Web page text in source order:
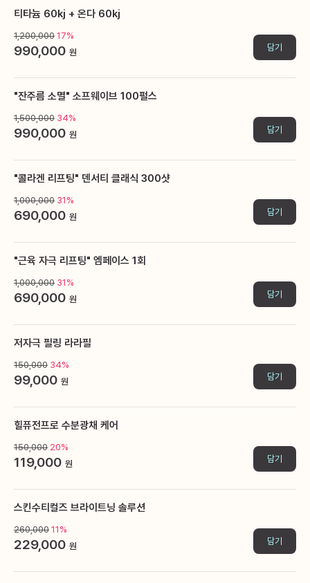
티타늄 60kj + 온다 60kj
1,200,000 17%
990,000 원 담기
"잔주름 소멸" 소프웨이브 100펄스
1,500,000 34%
990,000 원 담기
"콜라겐 리프팅" 덴서티 클래식 300샷
1,000,000 31%
690,000 원 담기
"근육 자극 리프팅" 엠페이스 1회
1,000,000 31%
690,000 원 담기
저자극 필링 라라필
150,000 34%
99,000 원 담기
힐퓨전프로 수분광채 케어
150,000 20%
119,000 원 담기
스킨수티컬즈 브라이트닝 솔루션
260,000 11%
229,000 원 담기